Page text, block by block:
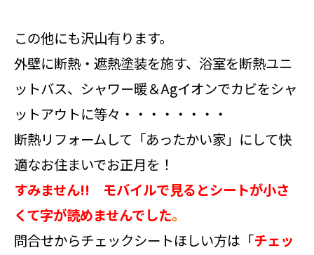
この他にも沢山有ります。
外壁に断熱・遮熱塗装を施す、浴室を断熱ユニ
ットバス、シャワー暖＆Agイオンでカビをシャ
ットアウトに等々・・・・・・・・
断熱リフォームして「あったかい家」にして快
適なお住まいでお正月を！
すみません!! モバイルで見るとシートが小さ
くて字が読めませんでした。
問合せからチェックシートほしい方は「チェッ